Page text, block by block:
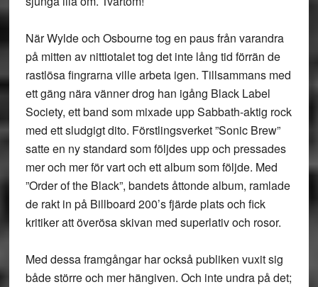
När Wylde och Osbourne tog en paus från varandra
på mitten av nittiotalet tog det inte lång tid förrän de
rastlösa fingrarna ville arbeta igen. Tillsammans med
ett gäng nära vänner drog han igång Black Label
Society, ett band som mixade upp Sabbath-aktig rock
med ett sludgigt dito. Förstlingsverket ”Sonic Brew”
satte en ny standard som följdes upp och pressades
mer och mer för vart och ett album som följde. Med
”Order of the Black”, bandets åttonde album, ramlade
de rakt in på Billboard 200’s fjärde plats och fick
kritiker att överösa skivan med superlativ och rosor.
Med dessa framgångar har också publiken vuxit sig
både större och mer hängiven. Och inte undra på det;